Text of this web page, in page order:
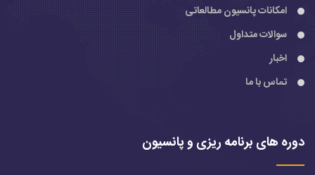
امکانات پانسیون مطالعاتی
سوالات متداول
اخبار
تماس با ما
دوره های برنامه ریزی و پانسیون